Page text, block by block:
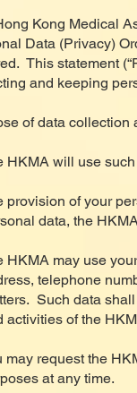
Kong Medical
Data (Privacy)
This statement
and keeping
of data collection
HKMA will use
provision of your
data, the
HKMA may use
telephone
Such data shall
of the
may request the
at any time.